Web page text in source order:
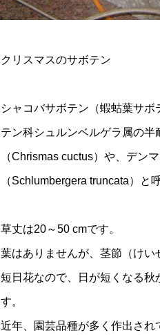
クリスマスのサボテン
シャコバサボテン（蝦蛄葉サ
テン科シュルンベルゲラ属の
（Chrismas cuctus）や、デン
（Schlumbergera truncata）と
草丈は20～50 cmです。
葉はありませんが、茎節（けい
短日花なので、日が短くなる秋
す。
近年、園芸品種が多く作出され